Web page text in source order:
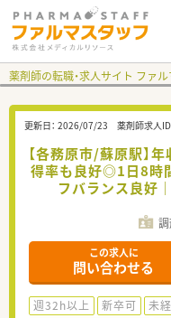
薬剤師の転職・求人サイト ファ
更新日： 2026/07/23 薬剤師求人ID
【各務原市/蘇原駅】
得率も良好◎1日8時
フバランス良好
この求人に
問い合わせる
週32h以上 新卒可 未